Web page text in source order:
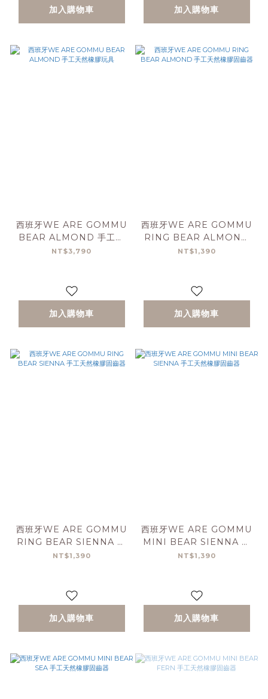
加入購物車 加入購物車
西班牙WE ARE GOMMU
BEAR ALMOND 手工天
然橡膠玩具
NT$3,790
加入購物車
西班牙WE ARE GOMMU
RING BEAR ALMOND
手工天然橡膠固齒器
NT$1,390
加入購物車
西班牙WE ARE GOMMU
RING BEAR SIENNA 手
工天然橡膠固齒器
NT$1,390
加入購物車
西班牙WE ARE GOMMU
MINI BEAR SIENNA 手
工天然橡膠固齒器
NT$1,390
加入購物車